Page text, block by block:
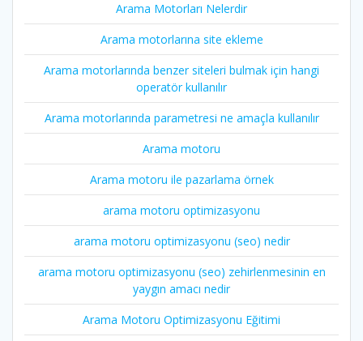
Arama Motorları Nelerdir
Arama motorlarına site ekleme
Arama motorlarında benzer siteleri bulmak için hangi
operatör kullanılır
Arama motorlarında parametresi ne amaçla kullanılır
Arama motoru
Arama motoru ile pazarlama örnek
arama motoru optimizasyonu
arama motoru optimizasyonu (seo) nedir
arama motoru optimizasyonu (seo) zehirlenmesinin en
yaygın amacı nedir
Arama Motoru Optimizasyonu Eğitimi